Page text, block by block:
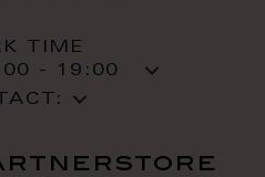
TIME
- 19:00